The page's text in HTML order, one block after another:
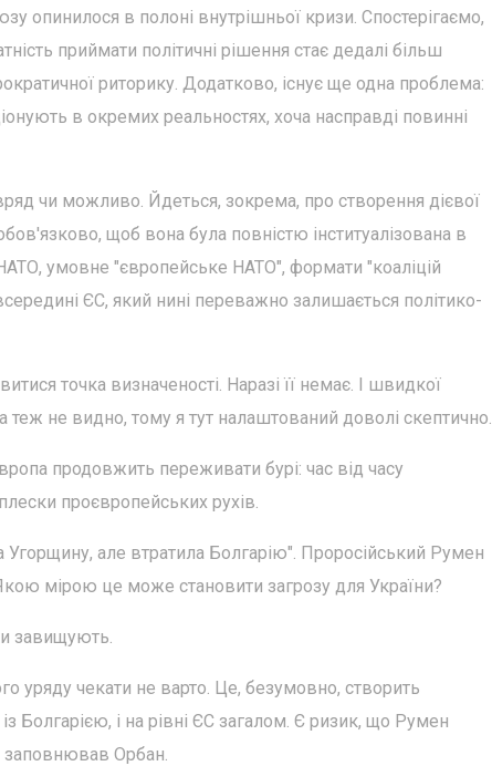
опинилося в полоні внутрішньої кризи. Спостерігаємо,
приймати політичні рішення стає дедалі більш
риторику. Додатково, існує ще одна проблема:
в окремих реальностях, хоча насправді повинні
чи можливо. Йдеться, зокрема, про створення дієвої
щоб вона була повністю інституалізована в
умовне "європейське НАТО", формати "коаліцій
ЄС, який нині переважно залишається політико-
точка визначеності. Наразі її немає. І швидкої
теж не видно, тому я тут налаштований доволі скептично.
продовжить переживати бурі: час від часу
проєвропейських рухів.
але втратила Болгарію". Проросійський Румен
мірою це може становити загрозу для України?
завищують.
уряду чекати не варто. Це, безумовно, створить
Болгарією, і на рівні ЄС загалом. Є ризик, що Румен
заповнював Орбан.